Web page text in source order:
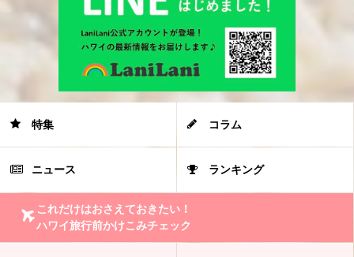
特集 コラム
ニュース ランキング
これだけはおさえておきたい！
ハワイ旅行前かけこみチェック